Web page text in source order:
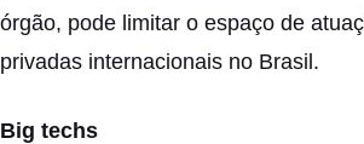
órgão, pode limitar o espaço de
privadas internacionais no Brasil.
Big techs